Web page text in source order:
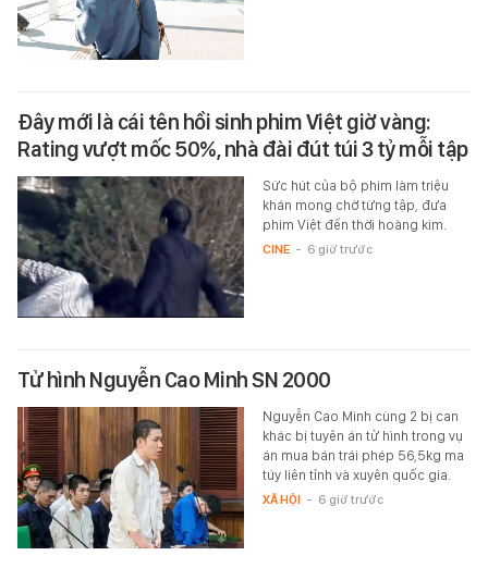
Đây mới là cái tên hồi sinh phim Việt giờ vàng:
Rating vượt mốc 50%, nhà đài đút túi 3 tỷ mỗi tập
Sức hút của bộ phim làm triệu
khán mong chờ từng tập, đưa
phim Việt đến thời hoàng kim.
CINE - 6 giờ trước
Tử hình Nguyễn Cao Minh SN 2000
Nguyễn Cao Minh cùng 2 bị can
khác bị tuyên án tử hình trong vụ
án mua bán trái phép 56,5kg ma
túy liên tỉnh và xuyên quốc gia.
XÃ HỘI - 6 giờ trước